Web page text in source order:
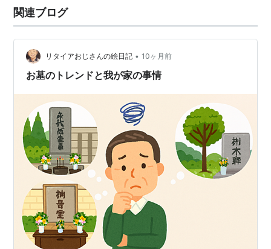
関連ブログ
リタイアおじさんの絵日記 • 10ヶ月前
お墓のトレンドと我が家の事情